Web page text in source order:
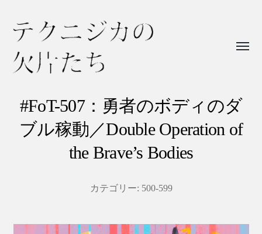
ク
ジ
#FoT-507：勇者のボディのダ
ブル稼動／Double Operation of
the Brave’s Bodies
カテゴリー: 500-599